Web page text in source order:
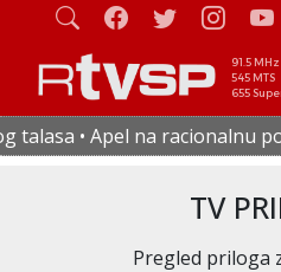
91.5 MHz
545 MTS
655
potrošnju vode i
TV
Pregled priloga